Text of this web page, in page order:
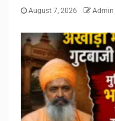
August 7, 2026 Admin